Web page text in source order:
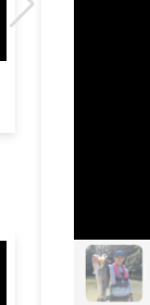
シマノ24ヴ
量！ストラデ
魚探